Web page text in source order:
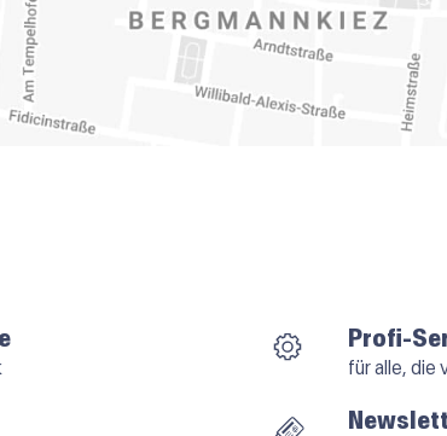
Profi-
für alle, die